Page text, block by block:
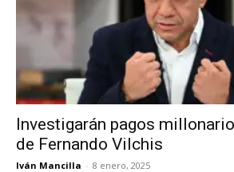
Investigarán pagos
de Fernando Vilchis
Iván Mancilla - 8 enero, 2025